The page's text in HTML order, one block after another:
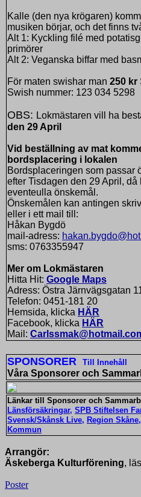
Kalle (den nya krögaren)
musiken börjar, och det finns
Alt 1: Kyckling filé med
primörer
Alt 2: Veganska biffar med
För maten swishar man 250 kr
Swish nummer: 123 034 5298
OBS: Lokmästaren vill ha
den 29 April
Vid beställning av mat
bordsplacering i lokalen
Bordsplaceringen som passar
efter Tisdagen den 29 April, då
eventeulla önskemål.
Önskemålen kan antingen
eller i ett mail till:
Håkan Bygdö
mail-adress:
sms: 0763355947
Mer om Lokmästaren
Hitta Hit: Google Maps
Adress: Östra Järnvägsgatan
Telefon: 0451-181 20
Hemsida, klicka HÄR
Facebook, klicka HÄR
Mail:
SPONSORER Till Innehåll
Våra Sponsorer och
Länkar till Sponsorer och
Länsförsäkringar, SPB Stiftelsen
Svensk/Skånsk Live, Region Skåne,
Kommun
Arrangör:
Äskeberga Kulturförening,
Poster